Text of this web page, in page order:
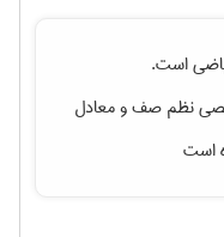
است.
نظم صفو معادل
است